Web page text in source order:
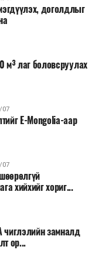
доголдлыг
м³ лаг боловсруулах
07
E-Mongolia-аар
07
хийхийг хориг...
чиглэлийн замналд
ор...